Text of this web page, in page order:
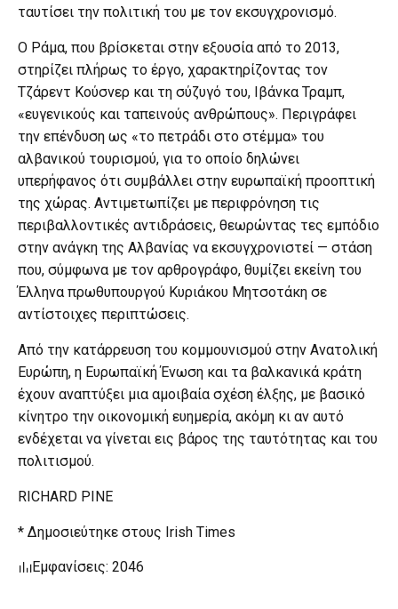
ταυτίσει την πολιτική του με τον εκσυγχρονισμό.
Ο Ράμα, που βρίσκεται στην εξουσία από το 2013,
στηρίζει πλήρως το έργο, χαρακτηρίζοντας τον
Τζάρεντ Κούσνερ και τη σύζυγό του, Ιβάνκα Τραμπ,
«ευγενικούς και ταπεινούς ανθρώπους». Περιγράφει
την επένδυση ως «το πετράδι στο στέμμα» του
αλβανικού τουρισμού, για το οποίο δηλώνει
υπερήφανος ότι συμβάλλει στην ευρωπαϊκή προοπτική
της χώρας. Αντιμετωπίζει με περιφρόνηση τις
περιβαλλοντικές αντιδράσεις, θεωρώντας τες εμπόδιο
στην ανάγκη της Αλβανίας να εκσυγχρονιστεί — στάση
που, σύμφωνα με τον αρθρογράφο, θυμίζει εκείνη του
Έλληνα πρωθυπουργού Κυριάκου Μητσοτάκη σε
αντίστοιχες περιπτώσεις.
Από την κατάρρευση του κομμουνισμού στην Ανατολική
Ευρώπη, η Ευρωπαϊκή Ένωση και τα βαλκανικά κράτη
έχουν αναπτύξει μια αμοιβαία σχέση έλξης, με βασικό
κίνητρο την οικονομική ευημερία, ακόμη κι αν αυτό
ενδέχεται να γίνεται εις βάρος της ταυτότητας και του
πολιτισμού.
RICHARD PINE
* Δημοσιεύτηκε στους Irish Times
Εμφανίσεις: 2046